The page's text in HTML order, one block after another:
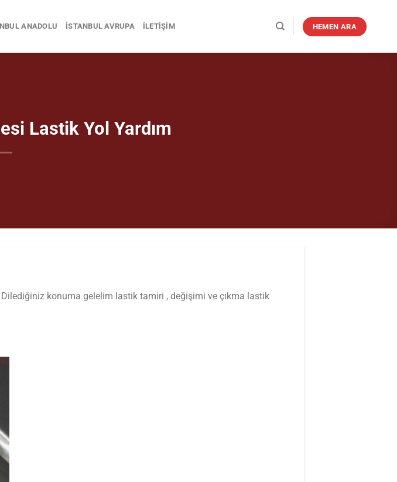
ANADOLU İSTANBUL AVRUPA İLETIŞIM HEMEN ARA
Lastik Yol Yardım
konuma gelelim lastik tamiri , değişimi ve çıkma lastik